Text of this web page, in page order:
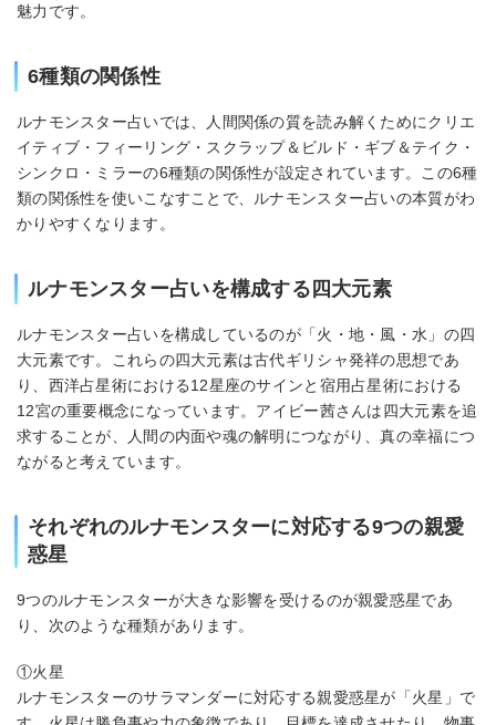
魅力です。
6種類の関係性
ルナモンスター占いでは、人間関係の質を読み解くためにクリエ
イティブ・フィーリング・スクラップ＆ビルド・ギブ＆テイク・
シンクロ・ミラーの6種類の関係性が設定されています。この6種
類の関係性を使いこなすことで、ルナモンスター占いの本質がわ
かりやすくなります。
ルナモンスター占いを構成する四大元素
ルナモンスター占いを構成しているのが「火・地・風・水」の四
大元素です。これらの四大元素は古代ギリシャ発祥の思想であ
り、西洋占星術における12星座のサインと宿用占星術における
12宮の重要概念になっています。アイビー茜さんは四大元素を追
求することが、人間の内面や魂の解明につながり、真の幸福につ
ながると考えています。
それぞれのルナモンスターに対応する9つの親愛
惑星
9つのルナモンスターが大きな影響を受けるのが親愛惑星であ
り、次のような種類があります。
①火星
ルナモンスターのサラマンダーに対応する親愛惑星が「火星」で